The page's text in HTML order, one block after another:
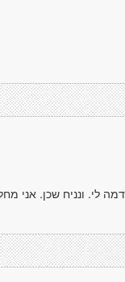
לי. ונניח שכן.